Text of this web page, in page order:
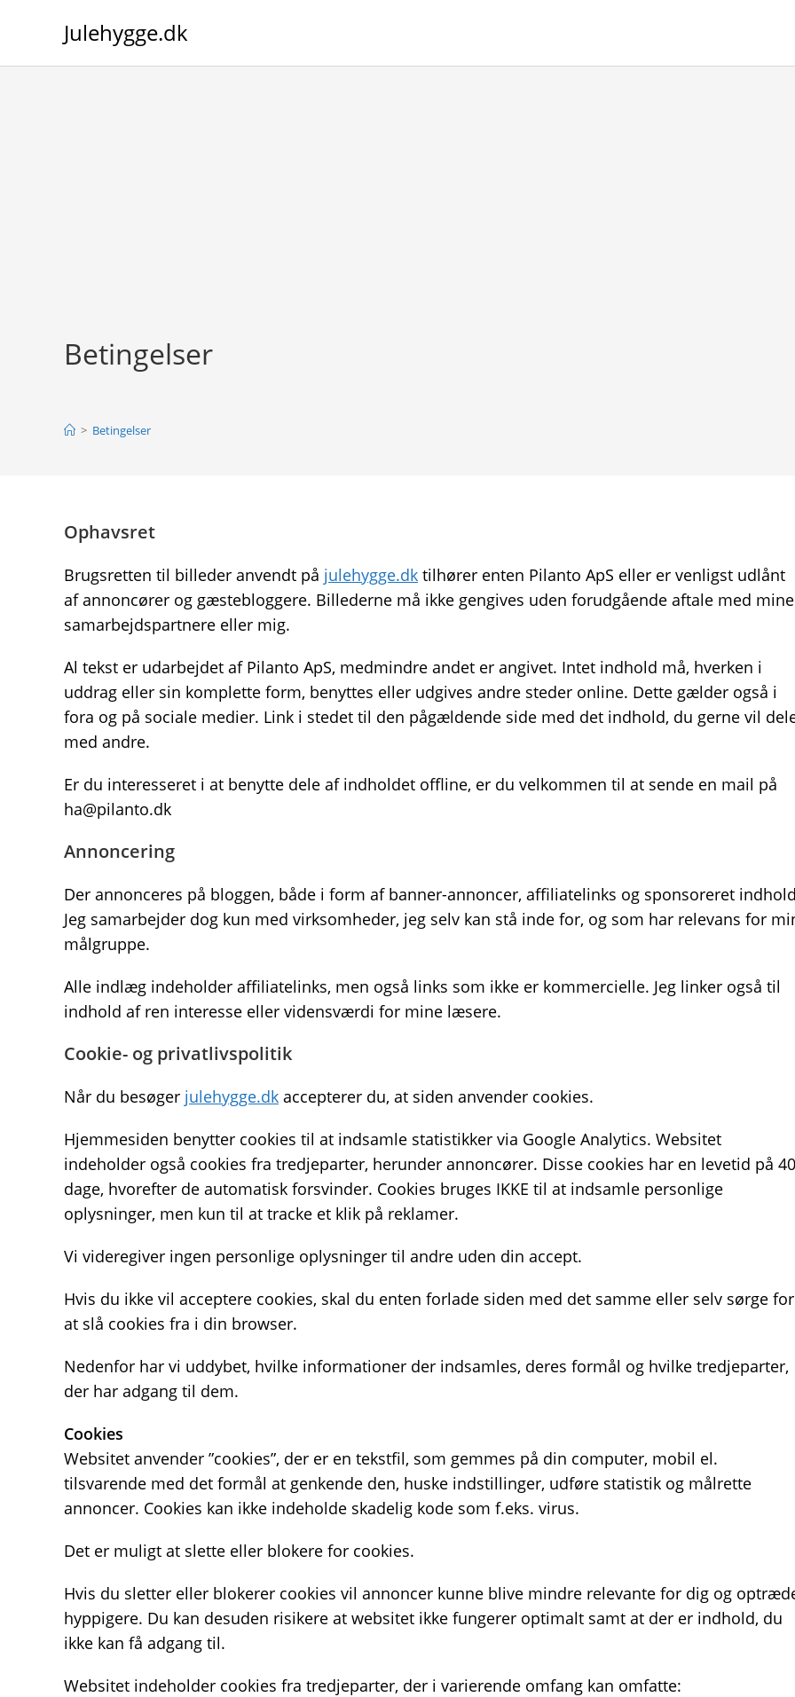
Julehygge.dk
Betingelser
> Betingelser
Ophavsret
Brugsretten til billeder anvendt på julehygge.dk tilhører enten Pilanto ApS eller er venligst udlånt
af annoncører og gæstebloggere. Billederne må ikke gengives uden forudgående aftale med mine
samarbejdspartnere eller mig.
Al tekst er udarbejdet af Pilanto ApS, medmindre andet er angivet. Intet indhold må, hverken i
uddrag eller sin komplette form, benyttes eller udgives andre steder online. Dette gælder også i
fora og på sociale medier. Link i stedet til den pågældende side med det indhold, du gerne vil
med andre.
Er du interesseret i at benytte dele af indholdet offline, er du velkommen til at sende en mail på
ha@pilanto.dk
Annoncering
Der annonceres på bloggen, både i form af banner-annoncer, affiliatelinks og sponsoreret
Jeg samarbejder dog kun med virksomheder, jeg selv kan stå inde for, og som har relevans for
målgruppe.
Alle indlæg indeholder affiliatelinks, men også links som ikke er kommercielle. Jeg linker også til
indhold af ren interesse eller vidensværdi for mine læsere.
Cookie- og privatlivspolitik
Når du besøger julehygge.dk accepterer du, at siden anvender cookies.
Hjemmesiden benytter cookies til at indsamle statistikker via Google Analytics. Websitet
indeholder også cookies fra tredjeparter, herunder annoncører. Disse cookies har en levetid på 40
dage, hvorefter de automatisk forsvinder. Cookies bruges IKKE til at indsamle personlige
oplysninger, men kun til at tracke et klik på reklamer.
Vi videregiver ingen personlige oplysninger til andre uden din accept.
Hvis du ikke vil acceptere cookies, skal du enten forlade siden med det samme eller selv sørge for
at slå cookies fra i din browser.
Nedenfor har vi uddybet, hvilke informationer der indsamles, deres formål og hvilke tredjeparter,
der har adgang til dem.
Cookies
Websitet anvender ”cookies”, der er en tekstfil, som gemmes på din computer, mobil el.
tilsvarende med det formål at genkende den, huske indstillinger, udføre statistik og målrette
annoncer. Cookies kan ikke indeholde skadelig kode som f.eks. virus.
Det er muligt at slette eller blokere for cookies.
Hvis du sletter eller blokerer cookies vil annoncer kunne blive mindre relevante for dig og
hyppigere. Du kan desuden risikere at websitet ikke fungerer optimalt samt at der er indhold, du
ikke kan få adgang til.
Websitet indeholder cookies fra tredjeparter, der i varierende omfang kan omfatte: